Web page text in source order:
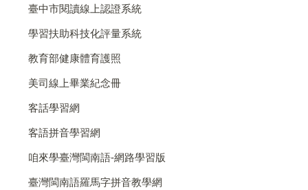
臺中市閱讀線上認證系統
學習扶助科技化評量系統
教育部健康體育護照
美司線上畢業紀念冊
客話學習網
客語拼音學習網
咱來學臺灣閩南語-網路學習版
臺灣閩南語羅馬字拼音教學網